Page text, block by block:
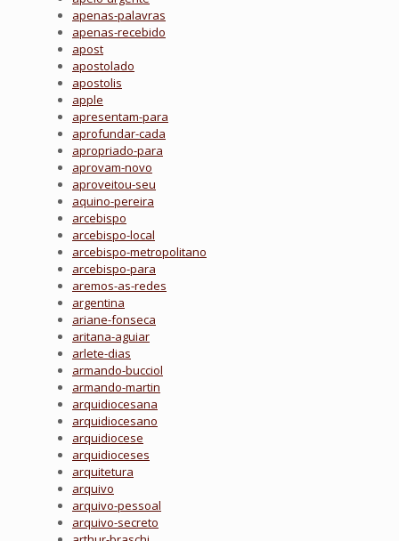
apenas-palavras
apenas-recebido
apost
apostolado
apostolis
apple
apresentam-para
aprofundar-cada
apropriado-para
aprovam-novo
aproveitou-seu
aquino-pereira
arcebispo
arcebispo-local
arcebispo-metropolitano
arcebispo-para
aremos-as-redes
argentina
ariane-fonseca
aritana-aguiar
arlete-dias
armando-bucciol
armando-martin
arquidiocesana
arquidiocesano
arquidiocese
arquidioceses
arquitetura
arquivo
arquivo-pessoal
arquivo-secreto